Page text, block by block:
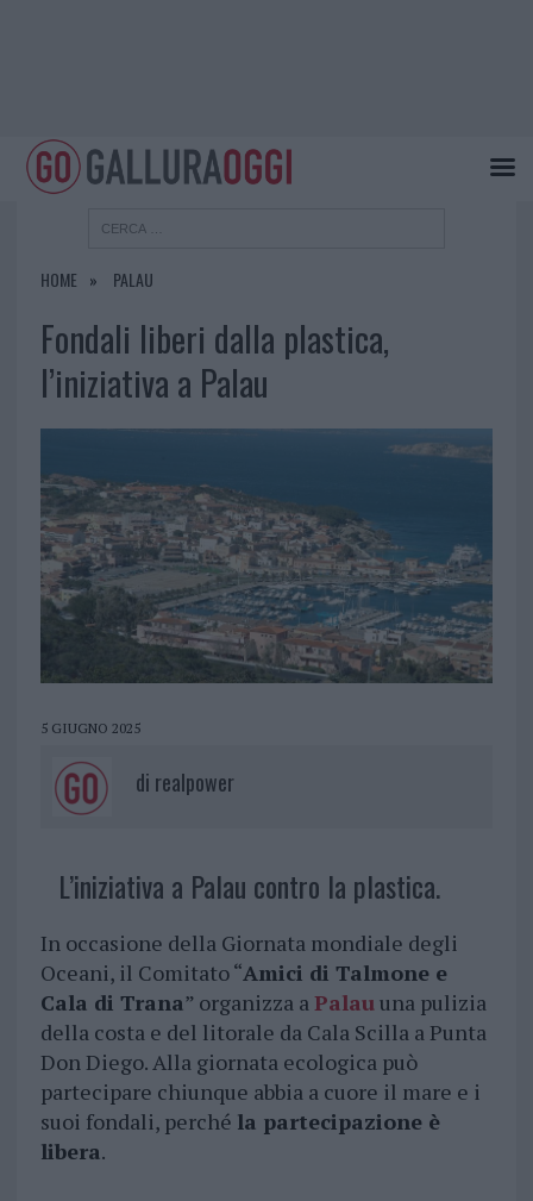
HOME PALAU
Fondali liberi dalla plastica,
l’iniziativa a Palau
5 GIUGNO 2025
di realpower
L’iniziativa a Palau contro la plastica.
In occasione della Giornata mondiale degli
Oceani, il Comitato “Amici di Talmone e
Cala di Trana” organizza aPalauuna pulizia
della costa e del litorale da Cala Scilla a Punta
Don Diego. Alla giornata ecologica può
partecipare chiunque abbia a cuore il mare e i
suoi fondali, perché la partecipazione è
libera.